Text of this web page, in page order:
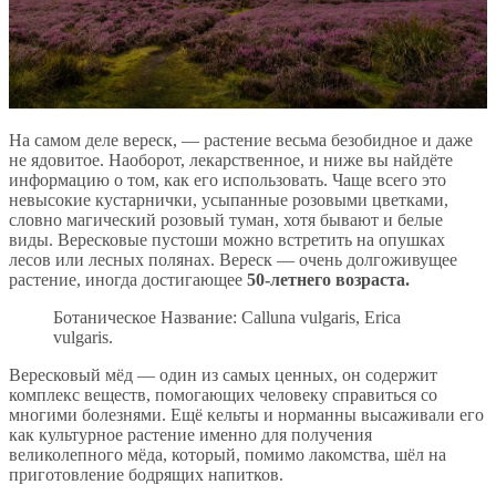
На самом деле вереск, — растение весьма безобидное и даже
не ядовитое. Наоборот, лекарственное, и ниже вы найдёте
информацию о том, как его использовать. Чаще всего это
невысокие кустарнички, усыпанные розовыми цветками,
словно магический розовый туман, хотя бывают и белые
виды. Вересковые пустоши можно встретить на опушках
лесов или лесных полянах. Вереск — очень долгоживущее
растение, иногда достигающее 50-летнего возраста.
Ботаническое Название: Calluna vulgaris, Erica
vulgaris.
Вересковый мёд — один из самых ценных, он содержит
комплекс веществ, помогающих человеку справиться со
многими болезнями. Ещё кельты и норманны высаживали его
как культурное растение именно для получения
великолепного мёда, который, помимо лакомства, шёл на
приготовление бодрящих напитков.